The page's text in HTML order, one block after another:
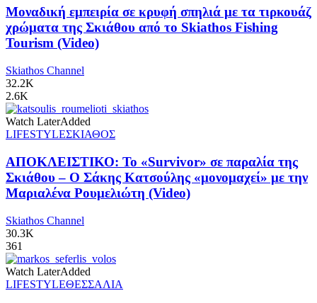
Μοναδική εμπειρία σε κρυφή σπηλιά με τα τιρκουάζ
χρώματα της Σκιάθου από το Skiathos Fishing
Tourism (Video)
Skiathos Channel
32.2K
2.6K
Watch LaterAdded
LIFESTYLEΣΚΙΑΘΟΣ
ΑΠΟΚΛΕΙΣΤΙΚΟ: Το «Survivor» σε παραλία της
Σκιάθου – Ο Σάκης Κατσούλης «μονομαχεί» με την
Μαριαλένα Ρουμελιώτη (Video)
Skiathos Channel
30.3K
361
Watch LaterAdded
LIFESTYLEΘΕΣΣΑΛΙΑ